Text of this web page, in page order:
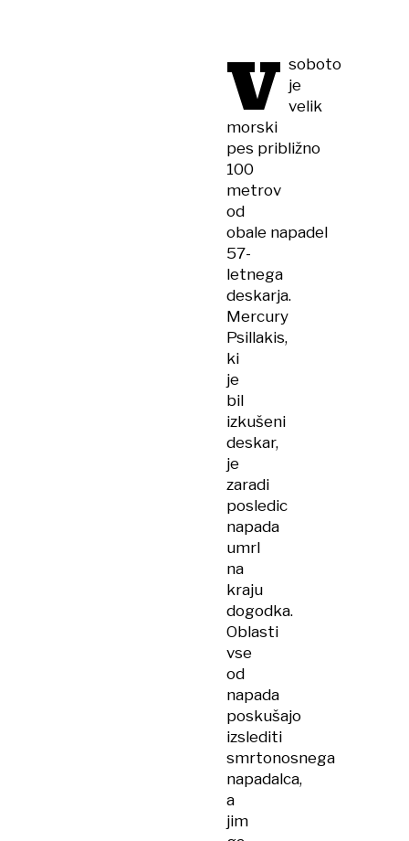
V soboto
je
velik
morski
pes približno
100
metrov
od
obale napadel
57-
letnega
deskarja.
Mercury
Psillakis,
ki
je
bil
izkušeni
deskar,
je
zaradi
posledic
napada
umrl
na
kraju
dogodka.
Oblasti
vse
od
napada
poskušajo
izslediti
smrtonosnega
napadalca,
a
jim